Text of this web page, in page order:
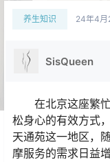
养生知识 24年4月
SisQueen
在北京这座繁
松身心的有效方式
天通苑这一地区，
摩服务的需求日益